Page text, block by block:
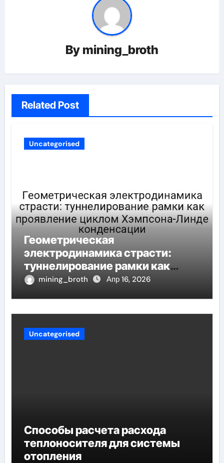
By mining_broth
Related Post
Uncategorised
Геометрическая
электродинамика страсти:
туннелирование рамки как
проявление циклом Хэмпсона-
mining_broth Апр 16, 2026
Uncategorised
Способы расчета расхода
теплоносителя для системы
отопления